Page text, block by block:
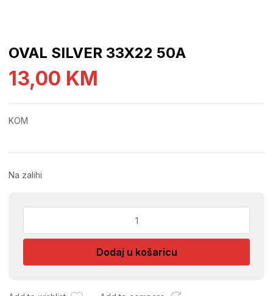
OVAL SILVER 33X22 50A
13,00 KM
KOM
Na zalihi
33X22
količina
Dodaj u košaricu